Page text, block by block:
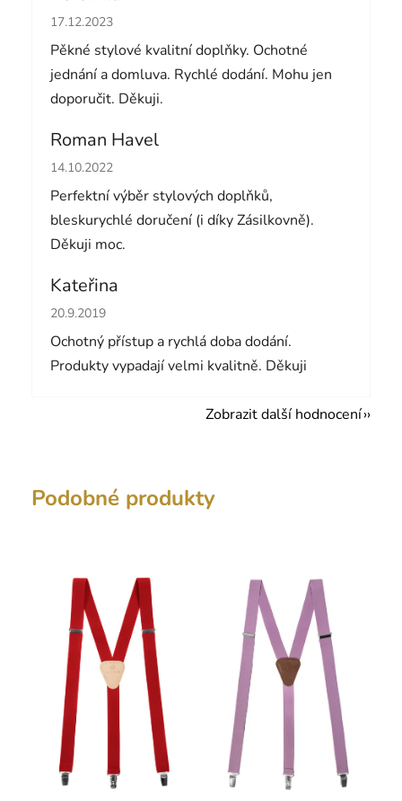
Hodnocení obchodu je 5 z 5 hvězdiček.
17.12.2023
Pěkné stylové kvalitní doplňky. Ochotné
jednání a domluva. Rychlé dodání. Mohu jen
doporučit. Děkuji.
Roman Havel
Hodnocení obchodu je 5 z 5 hvězdiček.
14.10.2022
Perfektní výběr stylových doplňků,
bleskurychlé doručení (i díky Zásilkovně).
Děkuji moc.
Kateřina
Hodnocení obchodu je 5 z 5 hvězdiček.
20.9.2019
Ochotný přístup a rychlá doba dodání.
Produkty vypadají velmi kvalitně. Děkuji
Zobrazit další hodnocení
Podobné produkty